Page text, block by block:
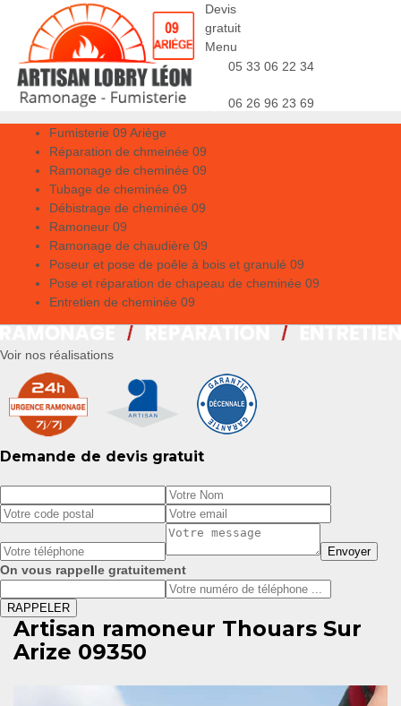
Devis
gratuit
Menu
05 33 06 22 34
06 26 96 23 69
Fumisterie 09 Ariège
Réparation de chmeinée 09
Ramonage de cheminée 09
Tubage de cheminée 09
Débistrage de cheminée 09
Ramoneur 09
Ramonage de chaudière 09
Poseur et pose de poêle à bois et granulé 09
Pose et réparation de chapeau de cheminée 09
Entretien de cheminée 09
Voir nos réalisations
Demande de devis gratuit
On vous rappelle gratuitement
Artisan ramoneur Thouars Sur
Arize 09350